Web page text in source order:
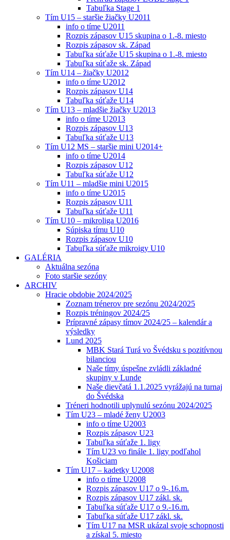
Tabuľka Stage 1
Tím U15 – staršie žiačky U2011
info o tíme U2011
Rozpis zápasov U15 skupina o 1.-8. miesto
Rozpis zápasov sk. Západ
Tabuľka súťaže U15 skupina o 1.-8. miesto
Tabuľka súťaže sk. Západ
Tím U14 – žiačky U2012
info o tíme U2012
Rozpis zápasov U14
Tabuľka súťaže U14
Tím U13 – mladšie žiačky U2013
info o tíme U2013
Rozpis zápasov U13
Tabuľka súťaže U13
Tím U12 MS – staršie mini U2014+
info o tíme U2014
Rozpis zápasov U12
Tabuľka súťaže U12
Tím U11 – mladšie mini U2015
info o tíme U2015
Rozpis zápasov U11
Tabuľka súťaže U11
Tím U10 – mikroliga U2016
Súpiska tímu U10
Rozpis zápasov U10
Tabuľka súťaže mikroigy U10
GALÉRIA
Aktuálna sezóna
Foto staršie sezóny
ARCHIV
Hracie obdobie 2024/2025
Zoznam trénerov pre sezónu 2024/2025
Rozpis tréningov 2024/25
Prípravné zápasy tímov 2024/25 – kalendár a
výsledky
Lund 2025
MBK Stará Turá vo Švédsku s pozitívnou
bilanciou
Naše tímy úspešne zvládli základné
skupiny v Lunde
Naše dievčatá 1.1.2025 vyrážajú na turnaj
do Švédska
Tréneri hodnotili uplynulú sezónu 2024/2025
Tím U23 – mladé ženy U2003
info o tíme U2003
Rozpis zápasov U23
Tabuľka súťaže 1. ligy
Tím U23 vo finále 1. ligy podľahol
Košiciam
Tím U17 – kadetky U2008
info o tíme U2008
Rozpis zápasov U17 o 9-.16.m.
Rozpis zápasov U17 zákl. sk.
Tabuľka súťaže U17 o 9.-16.m.
Tabuľka súťaže U17 zákl. sk.
Tím U17 na MSR ukázal svoje schopnosti
a získal 5. miesto